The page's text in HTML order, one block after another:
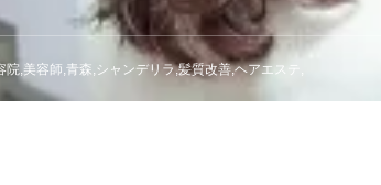
,美容師,青森,シャンデリラ,髪質改善,ヘアエステ,